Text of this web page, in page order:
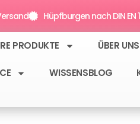
Hüpfburgen nach DIN EN
PRODUKTE ÜBER UNS
WISSENSBLOG